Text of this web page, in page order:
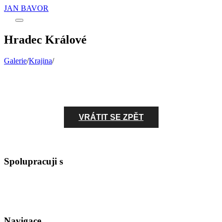
JAN BAVOR
Main
Hradec Králové
Galerie/Krajina/
VRÁTIT SE ZPĚT
Spolupracuji s